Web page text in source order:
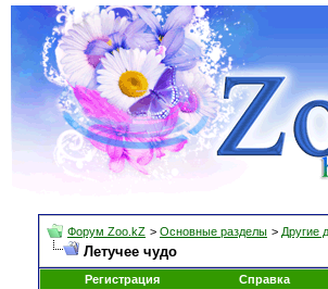
Форум Zoo.kZ > Основные разделы > Другие
Летучее чудо
Регистрация Справка